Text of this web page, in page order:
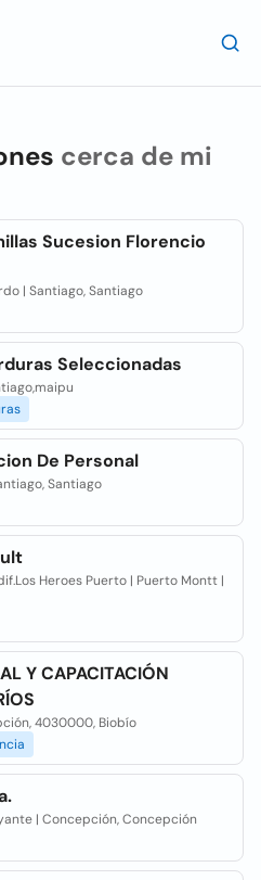
cerca de mi
Sucesion Florencio
| Santiago, Santiago
Seleccionadas
De Personal
Santiago
Heroes Puerto | Puerto Montt |
Y CAPACITACIÓN
4030000, Biobío
| Concepción, Concepción